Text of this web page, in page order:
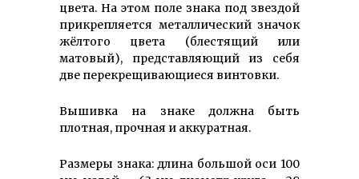
цвета. На этом поле знака под звездой
прикрепляется металлический значок
жёлтого цвета (блестящий или
матовый), представляющий из себя
две перекрещивающиеся винтовки.
Вышивка на знаке должна быть
плотная, прочная и аккуратная.
Размеры знака: длина большой оси 100